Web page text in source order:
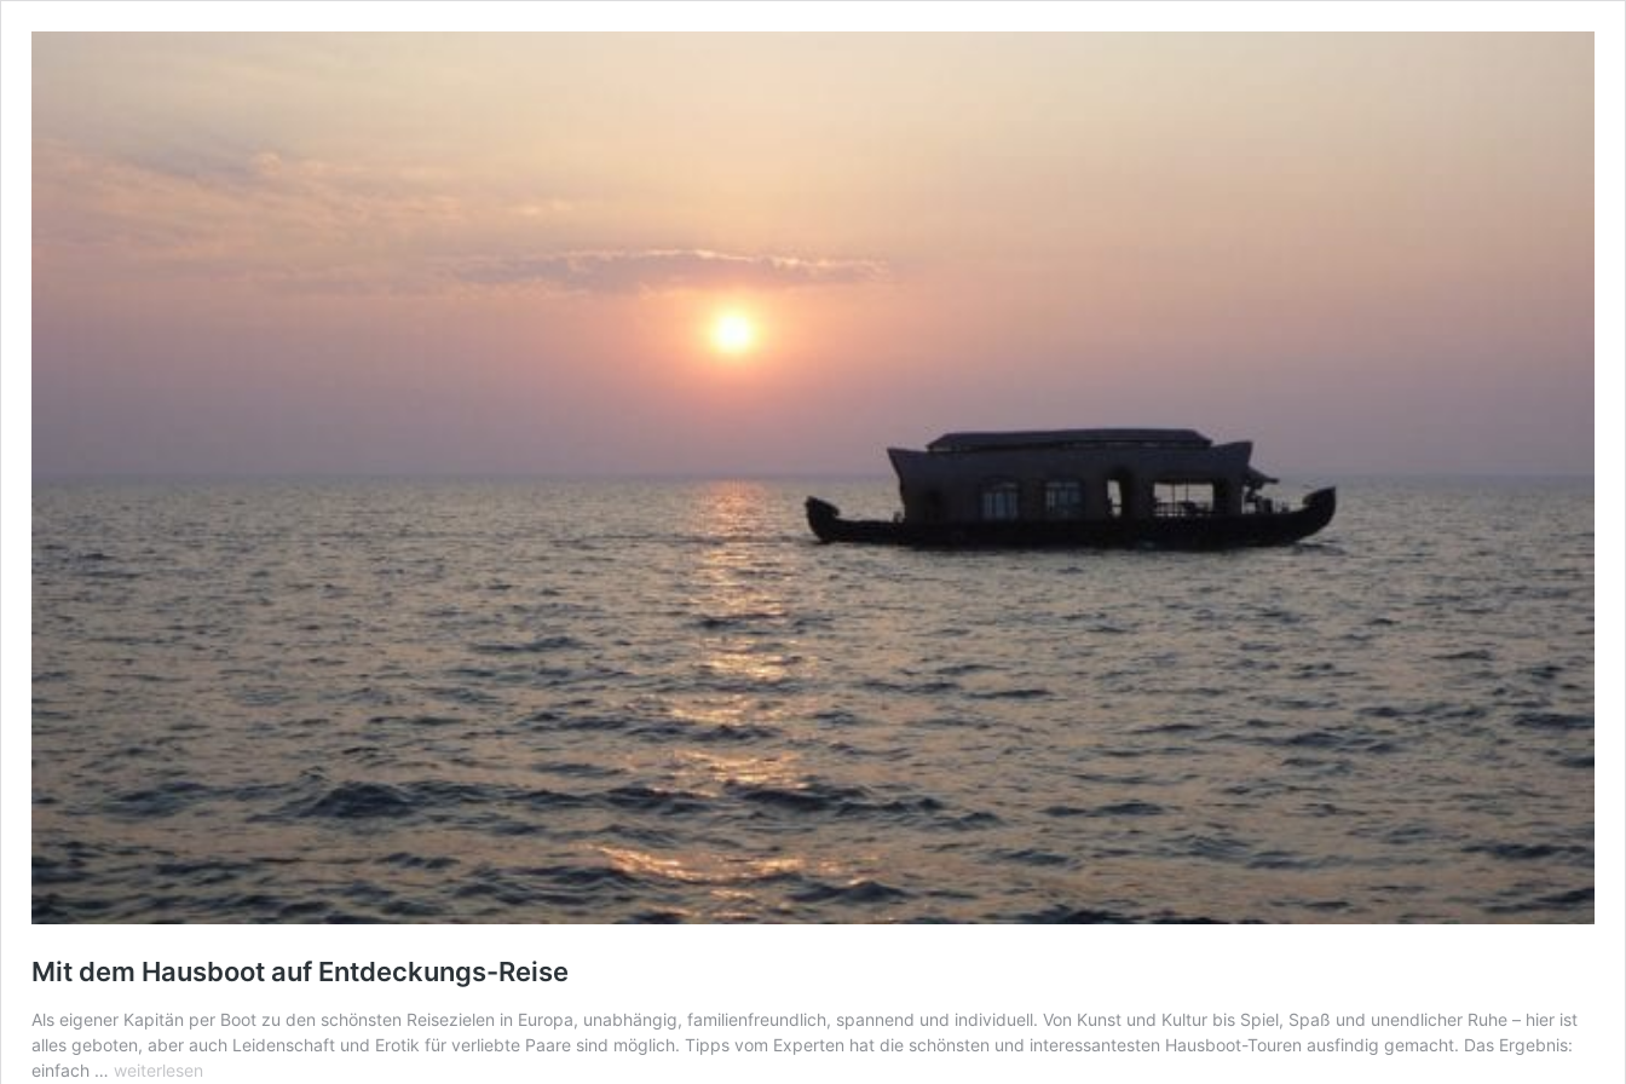
Mit dem Hausboot auf Entdeckungs-Reise
Als eigener Kapitän per Boot zu den schönsten Reisezielen in Europa, unabhängig, familienfreundlich, spannend und individuell. Von Kunst und Kultur bis Spiel, Spaß und unendlicher Ruhe – hier ist
alles geboten, aber auch Leidenschaft und Erotik für verliebte Paare sind möglich. Tipps vom Experten hat die schönsten und interessantesten Hausboot-Touren ausfindig gemacht. Das Ergebnis:
einfach … Mit
weiterlesen